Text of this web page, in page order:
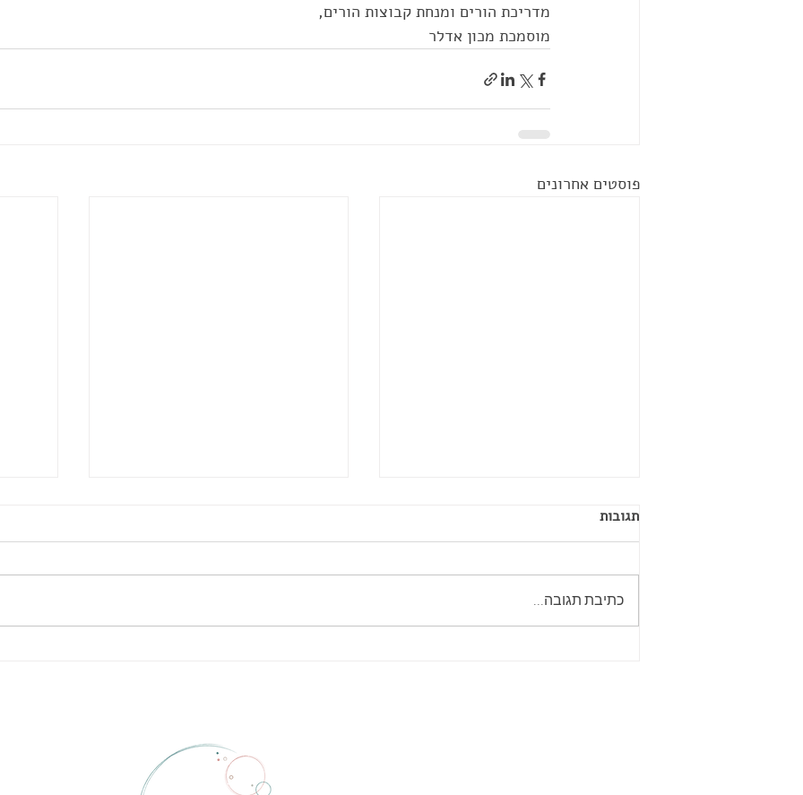
מדריכת הורים ומנחת קבוצות הורים,
מוסמכת מכון אדלר
פוסטים אחרונים
תגובות
כתיבת תגובה...